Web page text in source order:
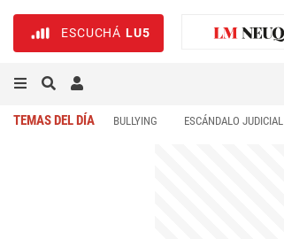
ESCUCHÁ LU5
TEMAS DEL DÍA BULLYING ESCÁNDALO JUDICIAL